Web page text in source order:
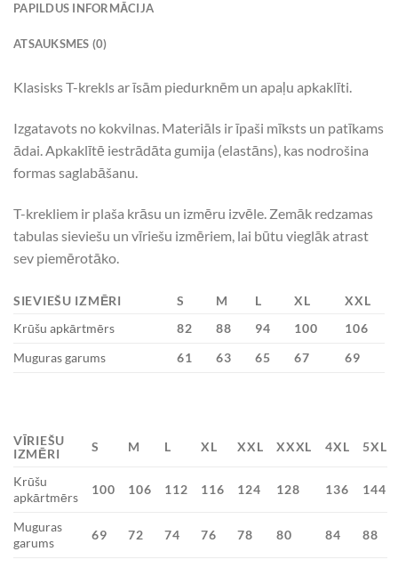
PAPILDUS INFORMĀCIJA
ATSAUKSMES (0)
Klasisks T-krekls ar īsām piedurknēm un apaļu apkaklīti.
Izgatavots no kokvilnas. Materiāls ir īpaši mīksts un patīkams
ādai. Apkaklītē iestrādāta gumija (elastāns), kas nodrošina
formas saglabāšanu.
T-krekliem ir plaša krāsu un izmēru izvēle. Zemāk redzamas
tabulas sieviešu un vīriešu izmēriem, lai būtu vieglāk atrast
sev piemērotāko.
SIEVIEŠU IZMĒRI S M L XL
XXL
Krūšu apkārtmērs
82 88 94 100
106
Muguras garums
61 63 65 67 69
VĪRIEŠU
IZMĒRI
S M L XL XXL XXXL 4XL 5XL
Krūšu
apkārtmērs
100 106 112 116 124 128 136 144
Muguras
garums
69 72 74 76 78 80 84 88